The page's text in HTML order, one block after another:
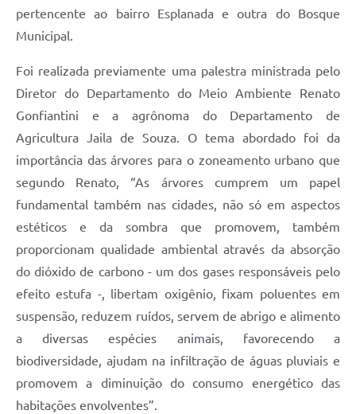
Perguntas Frequentes
Carta de Serviços
Contratos
Cadastro de Artistas
pertencente ao bairro Esplanada e outra do Bosque
Municipal.
Foi realizada previamente uma palestra ministrada pelo
Diretor do Departamento do Meio Ambiente Renato
Gonfiantini e a agrônoma do Departamento de
Agricultura Jaila de Souza. O tema abordado foi da
importância das árvores para o zoneamento urbano que
segundo Renato, “As árvores cumprem um papel
fundamental também nas cidades, não só em aspectos
estéticos e da sombra que promovem, também
proporcionam qualidade ambiental através da absorção
do dióxido de carbono - um dos gases responsáveis pelo
efeito estufa -, libertam oxigênio, fixam poluentes em
suspensão, reduzem ruídos, servem de abrigo e alimento
a diversas espécies animais, favorecendo a
biodiversidade, ajudam na infiltração de águas pluviais e
promovem a diminuição do consumo energético das
habitações envolventes”.